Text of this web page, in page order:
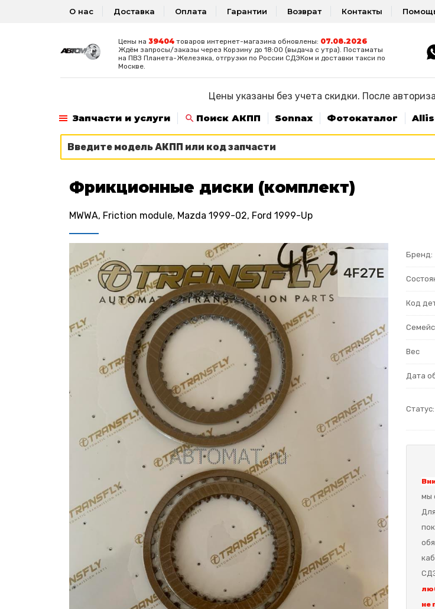
О нас Доставка Оплата Гарантии Возврат Контакты
Цены на 39404товаров интернет-магазина обновлены: 07.08.2026
Ждём запросы/заказы через Корзину до 18:00 (выдача с утра). Постаматы
на ПВЗ Планета-Железяка, отгрузки по России СДЭКом и доставки такси по
Москве.
Цены указаны без учета скидки. После
Запчасти и услуги
Поиск АКПП Sonnax Фотокаталог
Фрикционные диски (комплект)
MWWA, Friction module, Mazda 1999-02, Ford 1999-Up
Бренд:
Код
Вес
Дата
Статус:
мы
не